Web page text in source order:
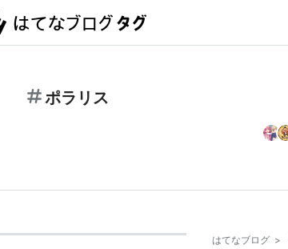
ポラリス
はてなブログ >